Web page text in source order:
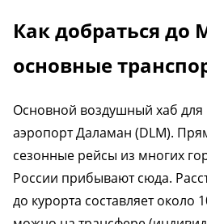
Как добраться до
основные
Основной воздушный хаб
аэропорт Даламан (DLM).
сезонные рейсы из многих
России прибывают сюда.
до курорта составляет около